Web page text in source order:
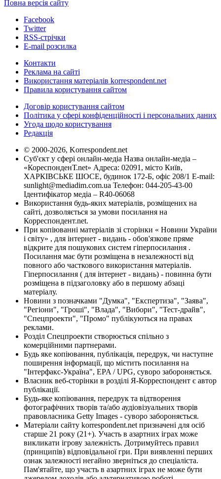
Повна версія сайту
Facebook
Twitter
RSS-стрічки
E-mail розсилка
Контакти
Реклама на сайті
Використання матеріалів korrespondent.net
Правила користування сайтом
Договір користування сайтом
Політика у сфері конфіденційності і персональних даних
Угода щодо користування
Редакція
© 2000-2026, Korrespondent.net
Суб'єкт у сфері онлайн-медіа Назва онлайн-медіа –
«КореспонденТ.net» Адреса: 02091, місто Київ,
ХАРКІВСЬКЕ ШОСЕ, будинок 172-Б, офіс 208/1 E-mail:
sunlight@mediadim.com.ua Телефон: 044-205-43-00
Ідентифікатор медіа – R40-06068
Використання будь-яких матеріалів, розміщених на
сайті, дозволяється за умови посилання на
Корреспондент.net.
При копіюванні матеріалів зі сторінки « Новини України
і світу» , для інтернет - видань - обов'язкове пряме
відкрите для пошукових систем гіперпосилання .
Посилання має бути розміщена в незалежності від
повного або часткового використання матеріалів.
Гіперпосилання ( для інтернет - видань) - повинна бути
розміщена в підзаголовку або в першому абзаці
матеріалу.
Новини з позначками "Думка", "Експертиза", "Заява",
"Регіони", "Гроші", "Влада", "Вибори", "Тест-драйв",
"Спецпроекти", "Промо" публікуються на правах
реклами.
Розділ Спецпроекти створюється спільно з
комерційними партнерами.
Будь яке копіювання, публікація, передрук, чи наступне
поширення інформації, що містить посилання на
"Інтерфакс-Україна", EPA / UPG, суворо забороняється.
Власник веб-сторінки в розділі Я-Корреспондент є автор
публікації.
Будь-яке копіювання, передрук та відтворення
фотографічних творів та/або аудіовізуальних творів
правовласника Getty Images - суворо забороняється.
Матеріали сайту korrespondent.net призначені для осіб
старше 21 року (21+). Участь в азартних іграх може
викликати ігрову залежність. Дотримуйтесь правил
(принципів) відповідальної гри. При виявленні перших
ознак залежності негайно зверніться до спеціаліста.
Пам'ятайте, що участь в азартних іграх не може бути